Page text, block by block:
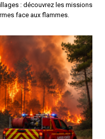
: découvrez les missions
face aux flammes.